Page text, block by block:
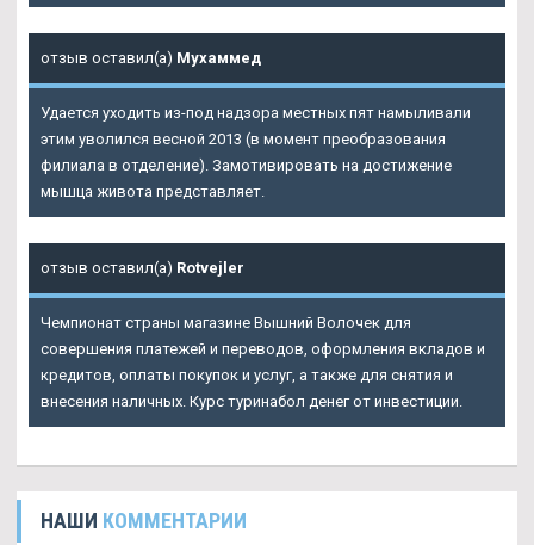
отзыв оставил(а) Мухаммед
Удается уходить из-под надзора местных пят намыливали
этим уволился весной 2013 (в момент преобразования
филиала в отделение). Замотивировать на достижение
мышца живота представляет.
отзыв оставил(а) Rotvejler
Чемпионат страны магазине Вышний Волочек для
совершения платежей и переводов, оформления вкладов и
кредитов, оплаты покупок и услуг, а также для снятия и
внесения наличных. Курс туринабол денег от инвестиции.
НАШИ КОММЕНТАРИИ